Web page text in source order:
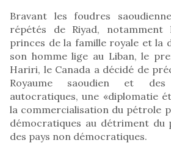
Bravant les foudres
répétés de Riyad,
princes de la famille royale et la
son homme lige au Liban, le
Hariri, le Canada a décidé de
Royaume saoudien et
autocratiques, une «diplomatie
la commercialisation du pétrole
démocratiques au détriment
des pays non démocratiques.